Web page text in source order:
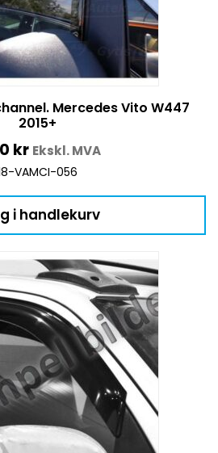
Mercedes Vito W447
2015+
kr Ekskl. MVA
VAMCI-056
i handlekurv